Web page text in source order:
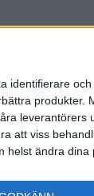
identifierare
produkter.
leverantörers
att viss
helst ändra